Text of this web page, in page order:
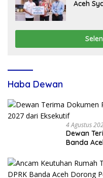
Aceh
Haba Dewan
4 Agustus
Dewan
Banda